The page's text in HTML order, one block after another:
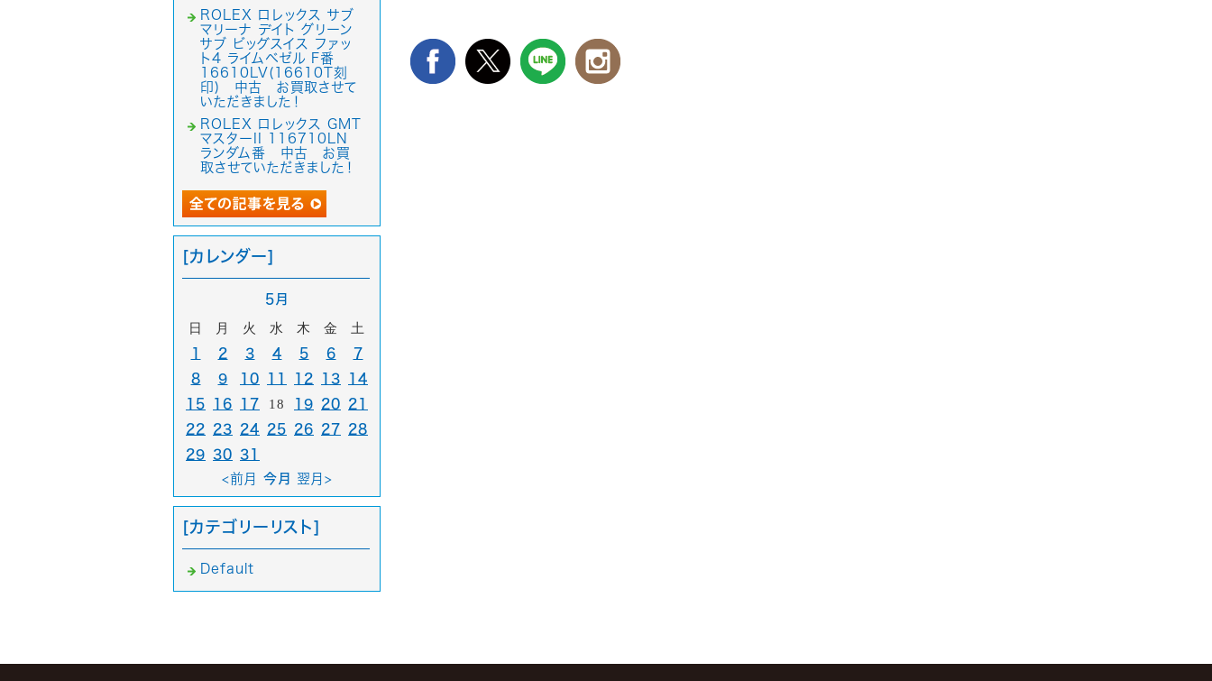
ROLEX ロレックス サブ
マリーナ デイト グリーン
サブ ビッグスイス ファッ
ト4 ライムベゼル F番
16610LV(16610T刻
印) 中古 お買取させて
いただきました！
ROLEX ロレックス GMT
マスターII 116710LN
ランダム番 中古 お買
取させていただきました！
[カレンダー]
5月
日 月 火 水 木 金 土
1 2 3 4 5 6
7
8
9 10 11 12 13
14
15
16 17 18 19 20
21
22
23 24 25 26 27
28
29 30 31
<前月
今月 翌月>
[カテゴリーリスト]
Default